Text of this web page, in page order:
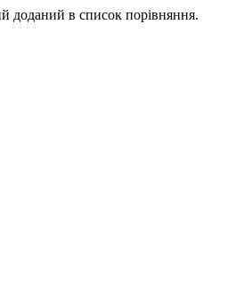
доданий в список порівняння.